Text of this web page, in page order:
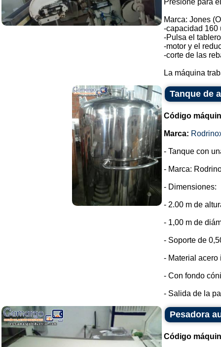
Presione para
Marca: Jones
-capacidad 160
-Pulsa el
-motor y el
-corte de las
La máquina
Tanque de
Código
Marca:
- Tanque con
- Marca:
- Dimensiones:
- 2.00 m de
- 1,00 m de
- Soporte de
- Material
- Con fondo
- Salida de la
Pesadora
Código